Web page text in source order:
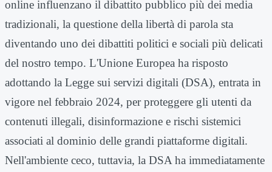
online influenzano il dibattito pubblico più dei media
tradizionali, la questione della libertà di parola sta
diventando uno dei dibattiti politici e sociali più delicati
del nostro tempo. L'Unione Europea ha risposto
adottando la Legge sui servizi digitali (DSA), entrata in
vigore nel febbraio 2024, per proteggere gli utenti da
contenuti illegali, disinformazione e rischi sistemici
associati al dominio delle grandi piattaforme digitali.
Nell'ambiente ceco, tuttavia, la DSA ha immediatamente